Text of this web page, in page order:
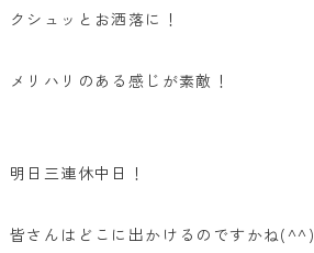
クシュッとお洒落に！
メリハリのある感じが素敵！
明日三連休中日！
皆さんはどこに出かけるのですかね(^^)